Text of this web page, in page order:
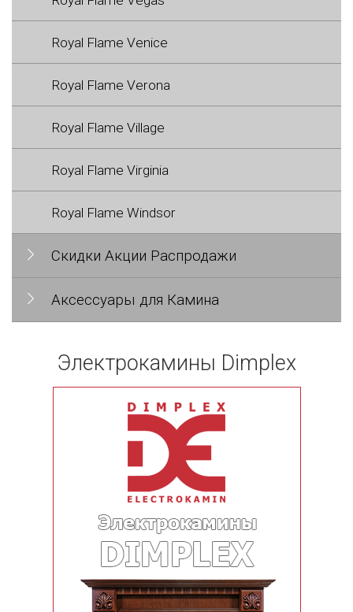
Royal Flame Venice
Royal Flame Verona
Royal Flame Village
Royal Flame Virginia
Royal Flame Windsor
Скидки Акции Распродажи
Аксессуары для Камина
Электрокамины Dimplex